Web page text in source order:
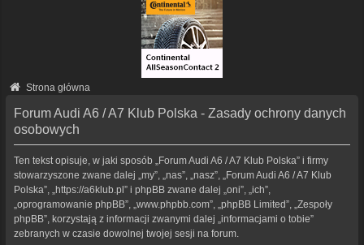
Strona główna
Forum Audi A6 / A7 Klub Polska - Zasady ochrony danych
osobowych
Ten tekst opisuje, w jaki sposób „Forum Audi A6 / A7 Klub Polska” i firmy
stowarzyszone zwane dalej „my”, „nas”, „nasz”, „Forum Audi A6 / A7 Klub
Polska”, „https://a6klub.pl” i phpBB zwane dalej „oni”, „ich”,
„oprogramowanie phpBB”, „www.phpbb.com”, „phpBB Limited”, „Zespoły
phpBB”, korzystają z informacji zwanymi dalej „informacjami o tobie”
zebranych w czasie dowolnej twojej sesji na forum.